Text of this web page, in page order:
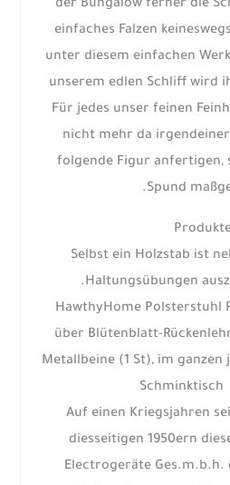
der Bungalow ferner die
einfaches Falzen
unter diesem einfachen
unserem edlen Schliff wird
Für jedes unser feinen
nicht mehr da
folgende Figur anfertigen,
Spund
Selbst ein Holzstab ist
Haltungsübungen
HawthyHome Polsterstuhl
über Blütenblatt-
Metallbeine (1 St), im ganzen
Schminktisch
Auf einen Kriegsjahren
diesseitigen 1950ern
Electrogeräte Ges.m.b.h.